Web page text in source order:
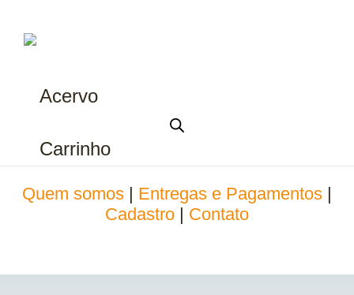
Acervo
Carrinho
Quem somos Entregas e Pagamentos
Cadastro
Contato